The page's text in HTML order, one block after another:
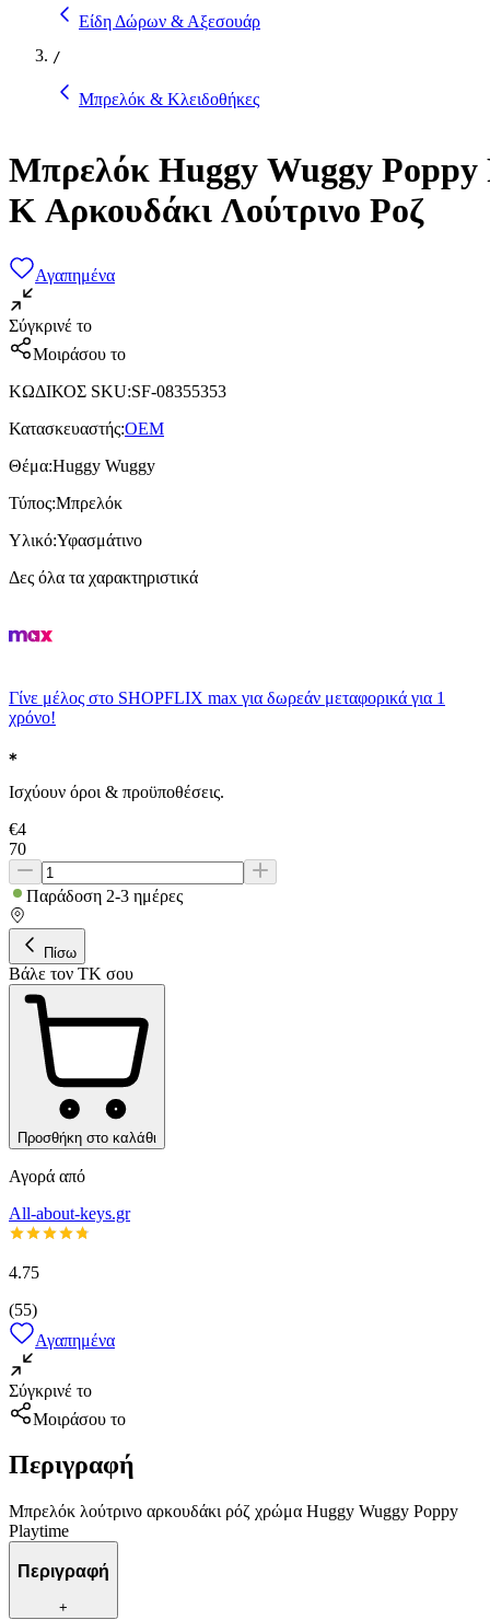
Είδη Δώρων & Αξεσουάρ
/
Μπρελόκ & Κλειδοθήκες
Μπρελόκ Huggy Wuggy Poppy
K Αρκουδάκι Λούτρινο Ροζ
Αγαπημένα
Σύγκρινέ το
Μοιράσου το
ΚΩΔΙΚΟΣ SKU:SF-08355353
Κατασκευαστής:OEM
Θέμα:Huggy Wuggy
Τύπος:Μπρελόκ
Υλικό:Υφασμάτινο
Δες όλα τα χαρακτηριστικά
Γίνε μέλος στο SHOPFLIX max για δωρεάν μεταφορικά για 1
χρόνο!
Ισχύουν όροι & προϋποθέσεις.
€4
70
Παράδοση 2-3 ημέρες
Πίσω
Βάλε τον ΤΚ σου
Προσθήκη στο καλάθι
Αγορά από
All-about-keys.gr
4.75
(55)
Αγαπημένα
Σύγκρινέ το
Μοιράσου το
Περιγραφή
Μπρελόκ λούτρινο αρκουδάκι ρόζ χρώμα Huggy Wuggy Poppy
Playtime
Περιγραφή
+